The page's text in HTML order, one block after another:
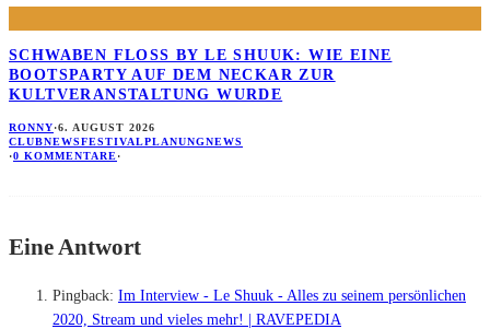
SCHWABEN FLOSS BY LE SHUUK: WIE EINE B
OOTSPARTY AUF DEM NECKAR ZUR K
ULTVERANSTALTUNG WURDE
RONNY·6. AUGUST 2026
CLUBNEWSFESTIVALPLANUNGNEWS
·0 KOMMENTARE·
Eine Antwort
Pingback: Im Interview - Le Shuuk - Alles zu seinem persönlichen
2020, Stream und vieles mehr! | RAVEPEDIA